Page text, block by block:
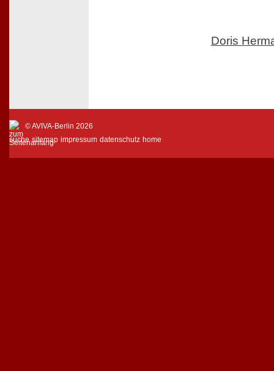
Doris
© AVIVA-Berlin 2026
suche sitemap impressum datenschutz home